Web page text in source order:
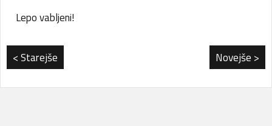
Lepo vabljeni!
< Starejše Novejše >